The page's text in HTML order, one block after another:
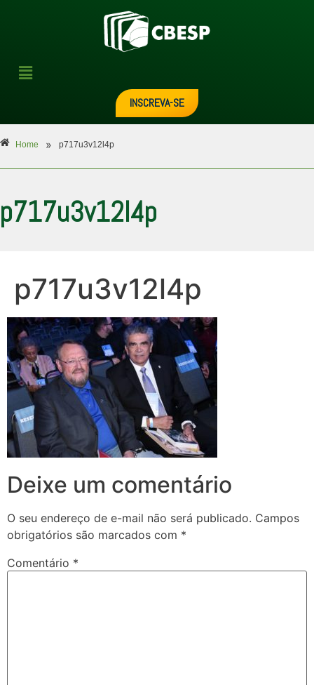
INSCREVA-SE
Home » p717u3v12l4p
p717u3v12l4p
p717u3v12l4p
Deixe um comentário
O seu endereço de e-mail não será publicado. Campos
obrigatórios são marcados com *
Comentário *